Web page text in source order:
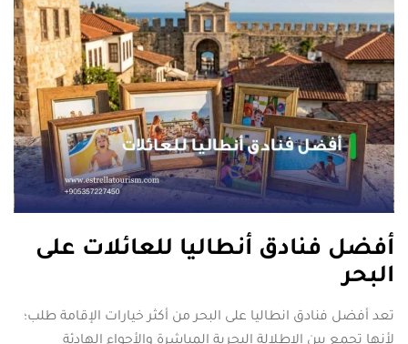
أفضل فنادق أنطاليا للعائلات على
البحر
تعد أفضل فنادق انطاليا على البحر من أكثر خيارات الإقامة طلب؛
لأنها تجمع بين الإطلالة البحرية المباشرة والأجواء الهادئة